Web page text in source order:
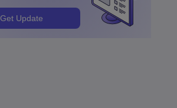
Get Update